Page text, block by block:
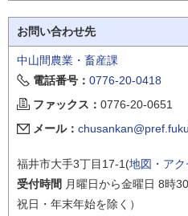
お問い合わせ先
中山間農業・畜産課
電話番号： 0776-20-0418
ファックス： 0776-20-0651
メール：
福井市大手3丁目17-1(地図・アク
受付時間 月曜日から金曜日 8時
祝日・年末年始を除く）